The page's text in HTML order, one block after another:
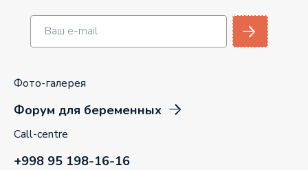
Фото-галерея
Форум для беременных
Call-centre
+998 95 198-16-16